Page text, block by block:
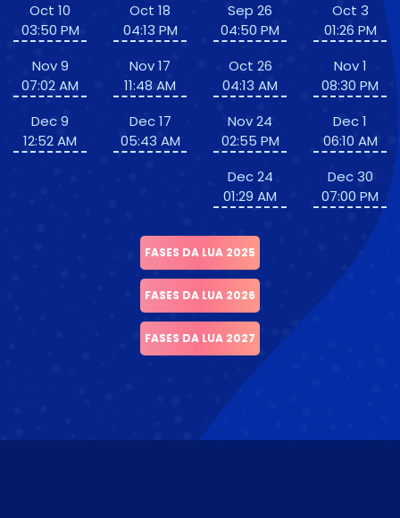
Oct 10
03:50 PM
Nov 9
07:02 AM
Dec 9
12:52 AM
Oct 18
04:13 PM
Nov 17
11:48 AM
Dec 17
05:43 AM
Sep 26
04:50 PM
Oct 26
04:13 AM
Nov 24
02:55 PM
Dec 24
01:29 AM
Oct 3
01:26 PM
Nov 1
08:30 PM
Dec 1
06:10 AM
Dec 30
07:00 PM
FASES DA LUA 2025
FASES DA LUA 2026
FASES DA LUA 2027